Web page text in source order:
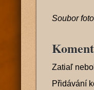
Soubor
Zatiaľ
Přidávání